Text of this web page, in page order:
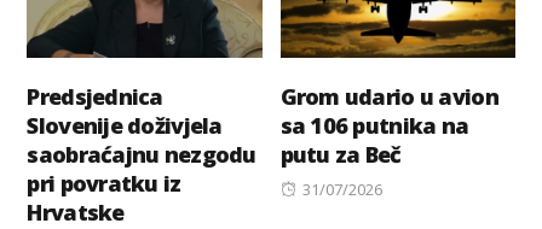
Predsjednica
Slovenije doživjela
saobraćajnu nezgodu
pri povratku iz
Hrvatske
Grom udario u avion
sa 106 putnika na
putu za Beč
Posted
31/07/2026